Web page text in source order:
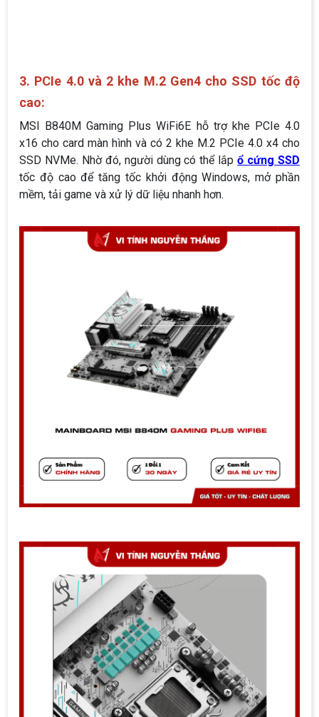
3. PCIe 4.0 và 2 khe M.2 Gen4 cho SSD tốc độ
cao:
MSI B840M Gaming Plus WiFi6E hỗ trợ khe PCIe 4.0
x16 cho card màn hình và có 2 khe M.2 PCIe 4.0 x4 cho
SSD NVMe. Nhờ đó, người dùng có thể lắpổ cứng SSD
tốc độ cao để tăng tốc khởi động Windows, mở phần
mềm, tải game và xử lý dữ liệu nhanh hơn.